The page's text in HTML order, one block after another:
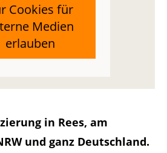
Cookies für
Medien
erlauben
in Rees, am
und ganz Deutschland.